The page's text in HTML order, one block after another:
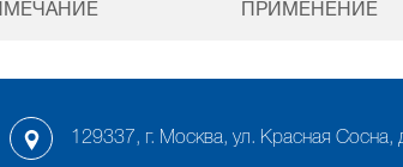
ПРИМЕНЕНИЕ
129337, г. Москва, ул. Красная Сосна,